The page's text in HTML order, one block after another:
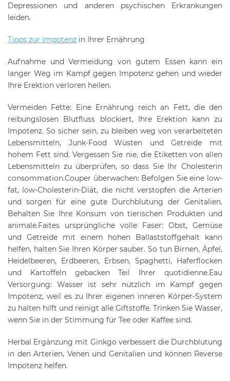
Depressionen und anderen psychischen Erkrankungen
leiden.
Tipps zur Impotenz in Ihrer Ernährung
Aufnahme und Vermeidung von gutem Essen kann ein
langer Weg im Kampf gegen Impotenz gehen und wieder
Ihre Erektion verloren heilen.
Vermeiden Fette: Eine Ernährung reich an Fett, die den
reibungslosen Blutfluss blockiert, Ihre Erektion kann zu
Impotenz. So sicher sein, zu bleiben weg von verarbeiteten
Lebensmitteln, Junk-Food Wüsten und Getreide mit
hohem Fett sind. Vergessen Sie nie, die Etiketten von allen
Lebensmitteln zu überprüfen, so dass Sie Ihr Cholesterin
consommation.Couper überwachen: Befolgen Sie eine low-
fat, low-Cholesterin-Diät, die nicht verstopfen die Arterien
und sorgen für eine gute Durchblutung der Genitalien.
Behalten Sie Ihre Konsum von tierischen Produkten und
animale.Faites ursprüngliche volle Faser: Obst, Gemüse
und Getreide mit einem hohen Ballaststoffgehalt kann
helfen, halten Sie Ihren Körper sauber. So tun Birnen, Äpfel,
Heidelbeeren, Erdbeeren, Erbsen, Spaghetti, Haferflocken
und Kartoffeln gebacken Teil Ihrer quotidienne.Eau
Versorgung: Wasser ist sehr nützlich im Kampf gegen
Impotenz, weil es zu Ihrer eigenen inneren Körper-System
zu halten hilft und reinigt alle Giftstoffe. Trinken Sie Wasser,
wenn Sie in der Stimmung für Tee oder Kaffee sind.
Herbal Ergänzung mit Ginkgo verbessert die Durchblutung
in den Arterien, Venen und Genitalien und können Reverse
Impotenz helfen.